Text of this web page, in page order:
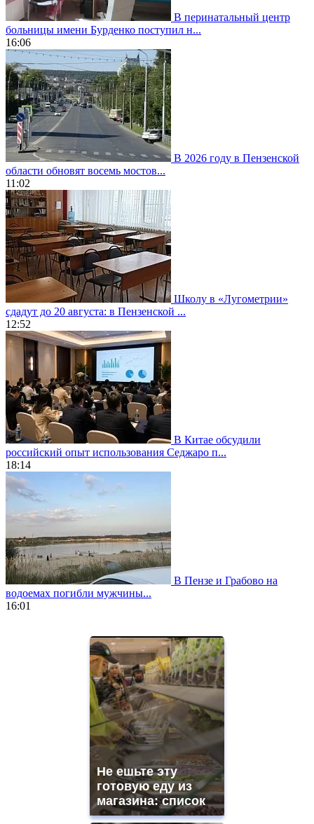
В перинатальный центр
больницы имени Бурденко поступил н...
16:06
В 2026 году в Пензенской
области обновят восемь мостов...
11:02
Школу в «Лугометрии»
сдадут до 20 августа: в Пензенской ...
12:52
В Китае обсудили
российский опыт использования Седжаро п...
18:14
В Пензе и Грабово на
водоемах погибли мужчины...
16:01
https://gradewatches.to/
Не ешьте эту
готовую еду из
магазина: список